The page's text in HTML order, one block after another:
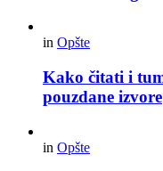
in Opšte
Kako čitati i
pouzdane izvore
in Opšte